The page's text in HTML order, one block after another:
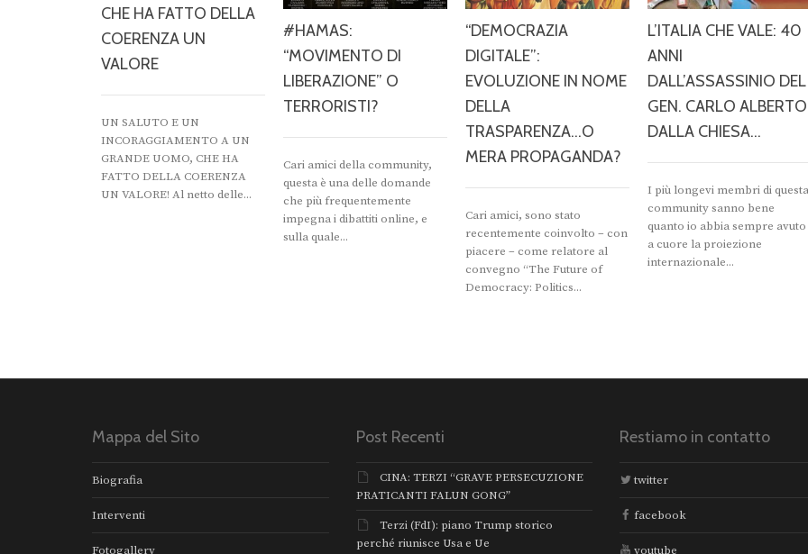
CHE HA FATTO DELLA
COERENZA UN
VALORE
UN SALUTO E UN
INCORAGGIAMENTO A UN
GRANDE UOMO, CHE HA
FATTO DELLA COERENZA
UN VALORE! Al netto delle...
#HAMAS:
“MOVIMENTO DI
LIBERAZIONE” O
TERRORISTI?
Cari amici della community,
questa è una delle domande
che più frequentemente
impegna i dibattiti online, e
sulla quale...
“DEMOCRAZIA
DIGITALE”:
EVOLUZIONE IN NOME
DELLA
TRASPARENZA…O
MERA PROPAGANDA?
Cari amici, sono stato
recentemente coinvolto – con
piacere – come relatore al
convegno “The Future of
Democracy: Politics...
L’ITALIA CHE VALE: 40
ANNI
DALL’ASSASSINIO DEL
GEN. CARLO ALBERTO
DALLA CHIESA…
I più longevi membri di questa
community sanno bene
quanto io abbia sempre avuto
a cuore la proiezione
internazionale...
Mappa del Sito
Biografia
Interventi
Fotogallery
Post Recenti
CINA: TERZI “GRAVE PERSECUZIONE
PRATICANTI FALUN GONG”
Terzi (FdI): piano Trump storico
perché riunisce Usa e Ue
Restiamo in contatto
twitter
facebook
youtube